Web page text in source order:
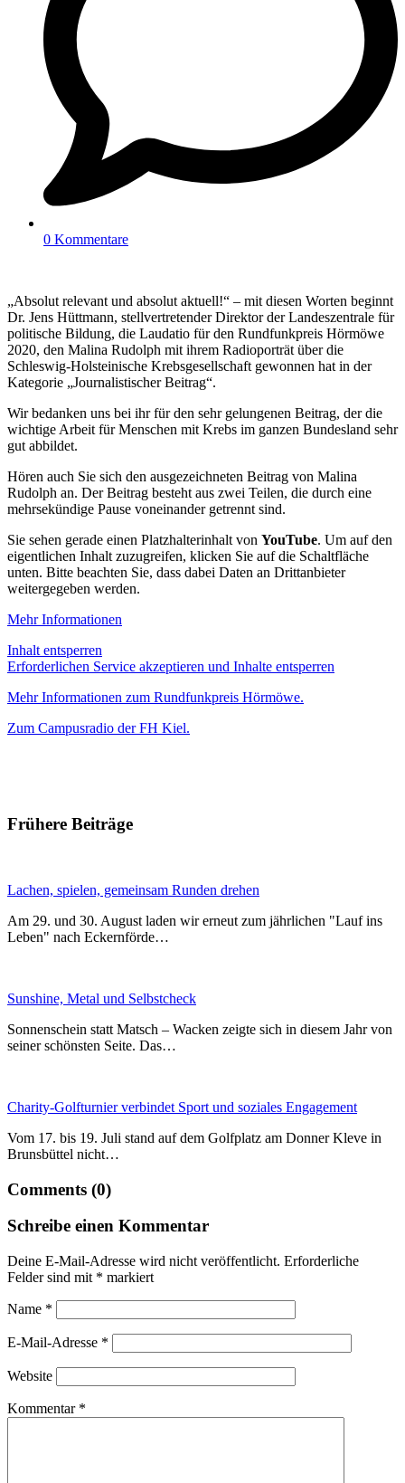
0 Kommentare
„Absolut relevant und absolut aktuell!“ – mit diesen Worten beginnt
Dr. Jens Hüttmann, stellvertretender Direktor der Landeszentrale für
politische Bildung, die Laudatio für den Rundfunkpreis Hörmöwe
2020, den Malina Rudolph mit ihrem Radioporträt über die
Schleswig-Holsteinische Krebsgesellschaft gewonnen hat in der
Kategorie „Journalistischer Beitrag“.
Wir bedanken uns bei ihr für den sehr gelungenen Beitrag, der die
wichtige Arbeit für Menschen mit Krebs im ganzen Bundesland sehr
gut abbildet.
Hören auch Sie sich den ausgezeichneten Beitrag von Malina
Rudolph an. Der Beitrag besteht aus zwei Teilen, die durch eine
mehrsekündige Pause voneinander getrennt sind.
Sie sehen gerade einen Platzhalterinhalt von YouTube. Um auf den
eigentlichen Inhalt zuzugreifen, klicken Sie auf die Schaltfläche
unten. Bitte beachten Sie, dass dabei Daten an Drittanbieter
weitergegeben werden.
Mehr Informationen
Inhalt entsperren
Erforderlichen Service akzeptieren und Inhalte entsperren
Mehr Informationen zum Rundfunkpreis Hörmöwe.
Zum Campusradio der FH Kiel.
Frühere Beiträge
Lachen, spielen, gemeinsam Runden drehen
Am 29. und 30. August laden wir erneut zum jährlichen "Lauf ins
Leben" nach Eckernförde…
Sunshine, Metal und Selbstcheck
Sonnenschein statt Matsch – Wacken zeigte sich in diesem Jahr von
seiner schönsten Seite. Das…
Charity-Golfturnier verbindet Sport und soziales Engagement
Vom 17. bis 19. Juli stand auf dem Golfplatz am Donner Kleve in
Brunsbüttel nicht…
Comments (0)
Schreibe einen Kommentar
Deine E-Mail-Adresse wird nicht veröffentlicht. Erforderliche
Felder sind mit * markiert
Name *
E-Mail-Adresse *
Website
Kommentar *